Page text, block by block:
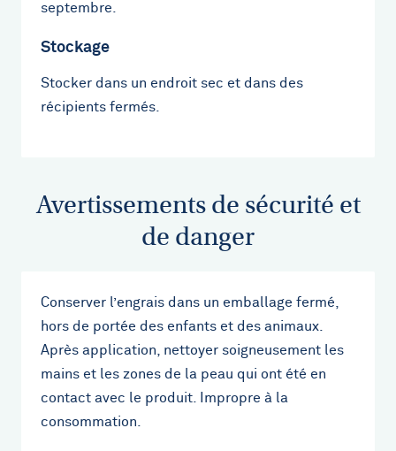
septembre.
Stockage
Stocker dans un endroit sec et dans des
récipients fermés.
Avertissements de sécurité et
de danger
Conserver l’engrais dans un emballage fermé,
hors de portée des enfants et des animaux.
Après application, nettoyer soigneusement les
mains et les zones de la peau qui ont été en
contact avec le produit. Impropre à la
consommation.